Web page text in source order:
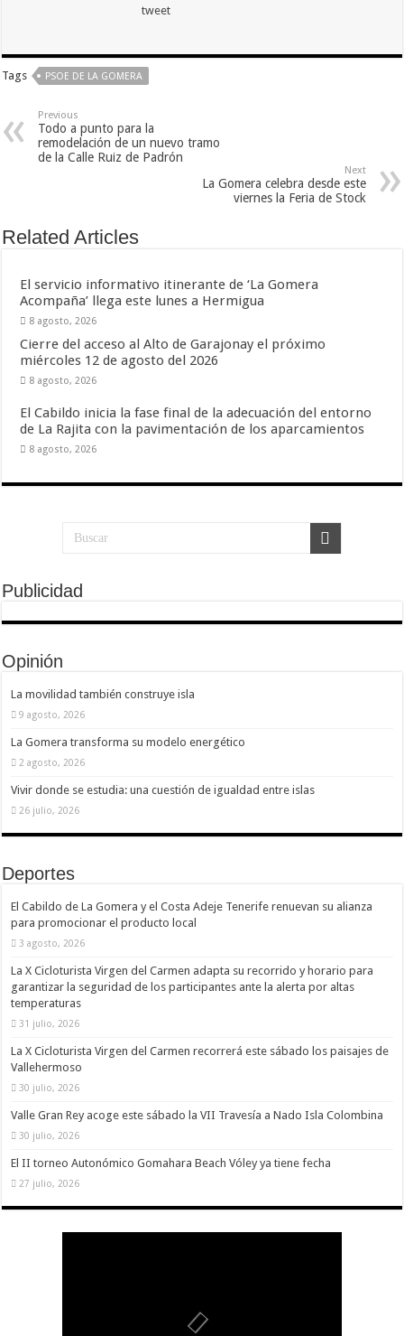
tweet
Tags PSOE DE LA GOMERA
Previous
Todo a punto para la
remodelación de un nuevo tramo
de la Calle Ruiz de Padrón
Next
La Gomera celebra desde este
viernes la Feria de Stock
Related Articles
El servicio informativo itinerante de ‘La Gomera
Acompaña’ llega este lunes a Hermigua
8 agosto, 2026
Cierre del acceso al Alto de Garajonay el próximo
miércoles 12 de agosto del 2026
8 agosto, 2026
El Cabildo inicia la fase final de la adecuación del entorno
de La Rajita con la pavimentación de los aparcamientos
8 agosto, 2026
Publicidad
Opinión
La movilidad también construye isla
9 agosto, 2026
La Gomera transforma su modelo energético
2 agosto, 2026
Vivir donde se estudia: una cuestión de igualdad entre islas
26 julio, 2026
Deportes
El Cabildo de La Gomera y el Costa Adeje Tenerife renuevan su alianza
para promocionar el producto local
3 agosto, 2026
La X Cicloturista Virgen del Carmen adapta su recorrido y horario para
garantizar la seguridad de los participantes ante la alerta por altas
temperaturas
31 julio, 2026
La X Cicloturista Virgen del Carmen recorrerá este sábado los paisajes de
Vallehermoso
30 julio, 2026
Valle Gran Rey acoge este sábado la VII Travesía a Nado Isla Colombina
30 julio, 2026
El II torneo Autonómico Gomahara Beach Vóley ya tiene fecha
27 julio, 2026